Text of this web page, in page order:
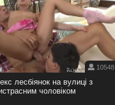
10548
лесбіянок на вулиці з
чоловіком